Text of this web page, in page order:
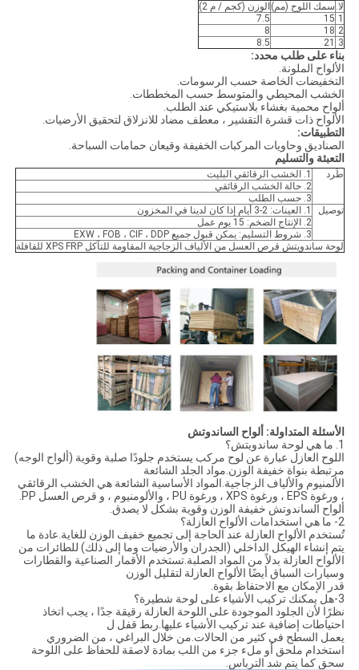
لا. سمك اللوح (مم) الوزن (كجم / م 2)
1
15
7.5
2
18
8
3
21
8.5
بناء على طلب محدد:
الألواح الملونة.
التخفيضات الخاصة حسب الرسومات.
الخشب المحيطي والمتوسط ​​حسب المخططات.
ألواح محمية بغشاء بلاستيكي عند الطلب.
الألواح ذات قشرة التقشير ، معطف مضاد للانزلاق لتحقيق الأرضيات.
التطبيقات:
الصناديق وحاويات المركبات الخفيفة وقيعان حمامات السباحة.
التعبئة والتسليم
طَرد
1. الخشب الرقائقي البليت
2. حالة الخشب الرقائقي
3. حسب الطلب
توصيل
1. العينات: 2-3 أيام إذا كان لدينا في المخزون
2. الإنتاج الضخم: 15 يوم عمل
3. شروط التسليم: يمكن قبول جميع EXW ، FOB ، CIF ، DDP
لوحة ساندويتش قرص العسل من الألياف الزجاجية المقاومة للتآكل XPS FRP للقافلة
الأسئلة المتداولة: ألواح الساندوتش
1. ما هي لوحة ساندويتش؟
اللوح العازل عبارة عن لوح مركب يستخدم جلودًا صلبة وقوية (ألواح الوجه)
مرتبطة بنواة خفيفة الوزن.مواد الجلد الشائعة
الألمنيوم والألياف الزجاجية.المواد الأساسية الشائعة هي الخشب الرقائقي
، ورغوة EPS ، ورغوة XPS ، ورغوة PU ، والألومنيوم ، و قرص العسل PP.
ألواح الساندوتش خفيفة الوزن وقوية بشكل لا يصدق.
2- ما هي استخدامات الألواح العازلة؟
تُستخدم الألواح العازلة عند الحاجة إلى تجميع خفيف الوزن للغاية.عادة ما
يتم إنشاء الهيكل الداخلي (الجدران والأرضيات وما إلى ذلك) للطائرات من
الألواح العازلة بدلاً من المواد الصلبة.تستخدم الأقمار الصناعية والقطارات
وسيارات السباق أيضًا الألواح العازلة لتقليل الوزن
قدر الإمكان مع الاحتفاظ بقوة.
3-هل يمكنك تركيب الأشياء على لوحة شطيرة؟
نظرًا لأن الجلود الموجودة على اللوحة العازلة رقيقة جدًا ، يجب اتخاذ
احتياطات إضافية عند تركيب الأشياء عليها.ربط قفل ل
يعمل السطح في كثير من الحالات.من خلال البراغي ، من الضروري
استخدام ملحق أو ملء جزء من اللب بمادة لاصقة للحفاظ على اللوحة
سحق كما يتم شد الترباس.